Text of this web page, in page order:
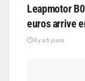
Leapmotor
euros arrive
il y a 6 jours